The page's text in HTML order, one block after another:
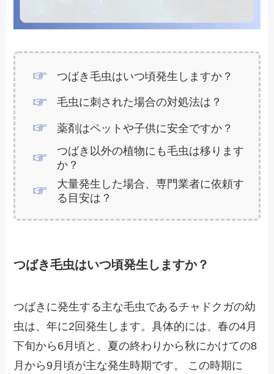
つばき毛虫はいつ頃発生しますか？
毛虫に刺された場合の対処法は？
薬剤はペットや子供に安全ですか？
つばき以外の植物にも毛虫は移ります
か？
大量発生した場合、専門業者に依頼す
る目安は？
つばき毛虫はいつ頃発生しますか？
つばきに発生する主な毛虫であるチャドクガの幼
虫は、年に2回発生します。具体的には、春の4月
下旬から6月頃と、夏の終わりから秋にかけての8
月から9月頃が主な発生時期です。 この時期に